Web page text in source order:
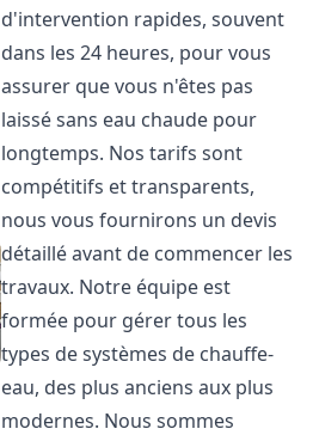
d'intervention rapides, souvent
dans les 24 heures, pour vous
assurer que vous n'êtes pas
laissé sans eau chaude pour
longtemps. Nos tarifs sont
compétitifs et transparents,
nous vous fournirons un devis
détaillé avant de commencer les
travaux. Notre équipe est
formée pour gérer tous les
types de systèmes de chauffe-
eau, des plus anciens aux plus
modernes. Nous sommes